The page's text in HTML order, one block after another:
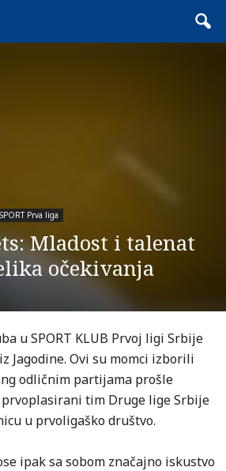
Prva liga
Mladost i talenat
očekivanja
u SPORT KLUB Prvoj ligi Srbije
Jagodine. Ovi su momci izborili
odličnim partijama prošle
prvoplasirani tim Druge lige Srbije
u prvoligaško društvo.
ipak sa sobom značajno iskustvo